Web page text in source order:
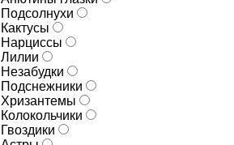
Подсолнухи
Кактусы
Нарциссы
Лилии
Незабудки
Подснежники
Хризантемы
Колокольчики
Гвоздики